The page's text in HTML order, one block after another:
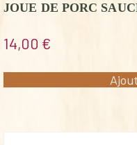
JOUE DE PORC
14,00 €